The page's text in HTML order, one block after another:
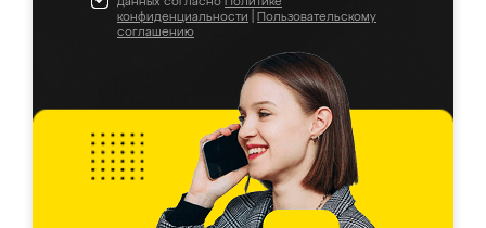
конфиденциальности
Пользовательскому
соглашению